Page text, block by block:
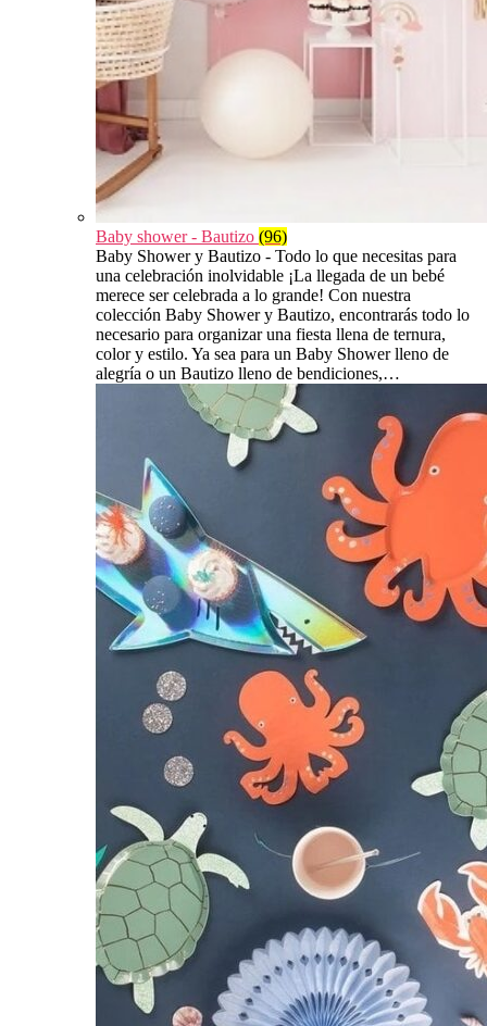
Baby shower - Bautizo (96)
Baby Shower y Bautizo - Todo lo que necesitas para
una celebración inolvidable ¡La llegada de un bebé
merece ser celebrada a lo grande! Con nuestra
colección Baby Shower y Bautizo, encontrarás todo lo
necesario para organizar una fiesta llena de ternura,
color y estilo. Ya sea para un Baby Shower lleno de
alegría o un Bautizo lleno de bendiciones,…